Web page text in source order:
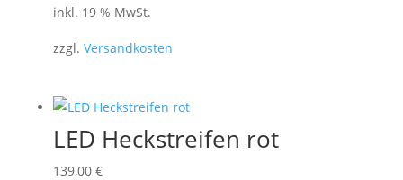
inkl. 19 % MwSt.
zzgl. Versandkosten
LED Heckstreifen rot
139,00 €